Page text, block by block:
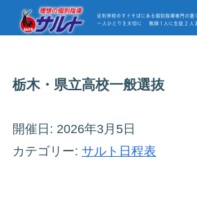
栃木・県立高校一般選抜
開催日: 2026年3月5日
カテゴリー: サルト日程表